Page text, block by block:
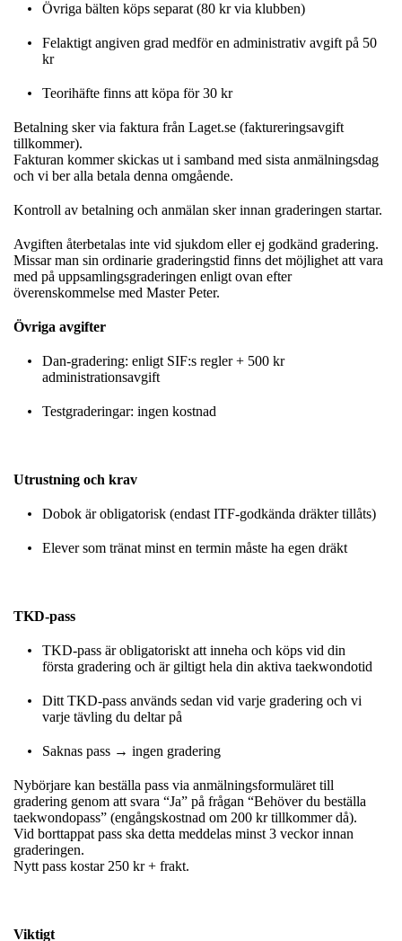
Övriga bälten köps separat (80 kr via klubben)
Felaktigt angiven grad medför en administrativ avgift på 50
kr
Teorihäfte finns att köpa för 30 kr
Betalning sker via faktura från Laget.se (faktureringsavgift
tillkommer).
Fakturan kommer skickas ut i samband med sista anmälningsdag
och vi ber alla betala denna omgående.
Kontroll av betalning och anmälan sker innan graderingen startar.
Avgiften återbetalas inte vid sjukdom eller ej godkänd gradering.
Missar man sin ordinarie graderingstid finns det möjlighet att vara
med på uppsamlingsgraderingen enligt ovan efter
överenskommelse med Master Peter.
Övriga avgifter
Dan-gradering: enligt SIF:s regler + 500 kr
administrationsavgift
Testgraderingar: ingen kostnad
Utrustning och krav
Dobok är obligatorisk (endast ITF-godkända dräkter tillåts)
Elever som tränat minst en termin måste ha egen dräkt
TKD-pass
TKD-pass är obligatoriskt att inneha och köps vid din
första gradering och är giltigt hela din aktiva taekwondotid
Ditt TKD-pass används sedan vid varje gradering och vi
varje tävling du deltar på
Saknas pass → ingen gradering
Nybörjare kan beställa pass via anmälningsformuläret till
gradering genom att svara “Ja” på frågan “Behöver du beställa
taekwondopass” (engångskostnad om 200 kr tillkommer då).
Vid borttappat pass ska detta meddelas minst 3 veckor innan
graderingen.
Nytt pass kostar 250 kr + frakt.
Viktigt